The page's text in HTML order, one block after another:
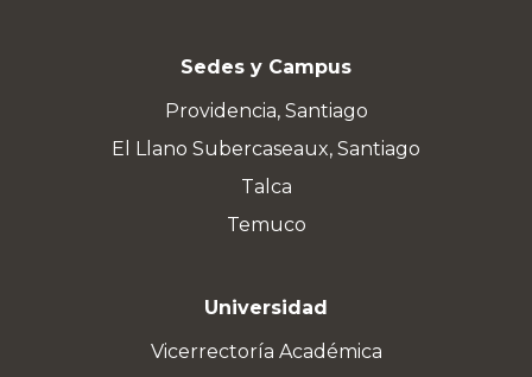
Sedes y Campus
Providencia, Santiago
El Llano Subercaseaux, Santiago
Talca
Temuco
Universidad
Vicerrectoría Académica